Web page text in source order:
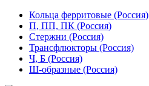
Кольца ферритовые (Россия)
П, ПП, ПК (Россия)
Стержни (Россия)
Трансфлюкторы (Россия)
Ч, Б (Россия)
Ш-образные (Россия)